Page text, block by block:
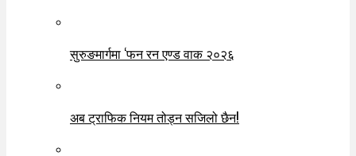
सुरुङमार्गमा ‘फन रन एण्ड वाक २०२६
अब ट्राफिक नियम तोड्न सजिलो छैन!